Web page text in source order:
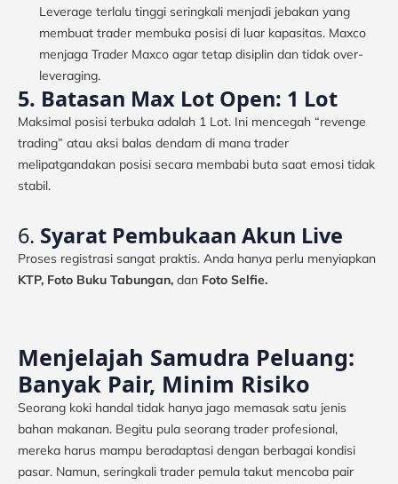
Leverage terlalu tinggi seringkali menjadi jebakan yang
membuat trader membuka posisi di luar kapasitas. Maxco
menjaga Trader Maxco agar tetap disiplin dan tidak over-
leveraging.
5. Batasan Max Lot Open: 1 Lot
Maksimal posisi terbuka adalah 1 Lot. Ini mencegah “revenge
trading” atau aksi balas dendam di mana trader
melipatgandakan posisi secara membabi buta saat emosi tidak
stabil.
6. Syarat Pembukaan Akun Live
Proses registrasi sangat praktis. Anda hanya perlu menyiapkan
KTP, Foto Buku Tabungan, dan Foto Selfie.
Menjelajah Samudra Peluang:
Banyak Pair, Minim Risiko
Seorang koki handal tidak hanya jago memasak satu jenis
bahan makanan. Begitu pula seorang trader profesional,
mereka harus mampu beradaptasi dengan berbagai kondisi
pasar. Namun, seringkali trader pemula takut mencoba pair